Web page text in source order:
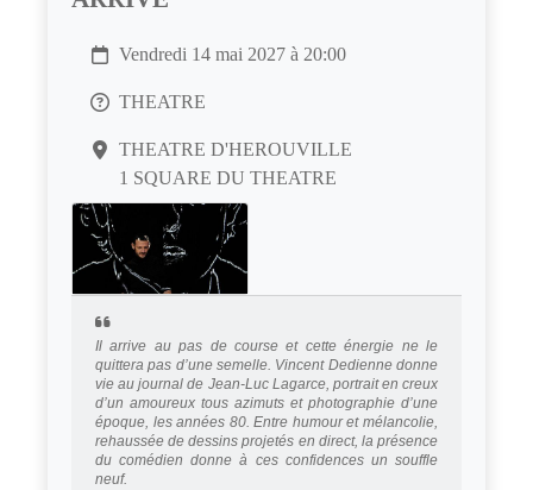
Vendredi 14 mai 2027 à 20:00
THEATRE
THEATRE D'HEROUVILLE
1 SQUARE DU THEATRE
Il arrive au pas de course et cette énergie ne le
quittera pas d’une semelle. Vincent Dedienne donne
vie au journal de Jean-Luc Lagarce, portrait en creux
d’un amoureux tous azimuts et photographie d’une
époque, les années 80. Entre humour et mélancolie,
rehaussée de dessins projetés en direct, la présence
du comédien donne à ces confidences un souffle
neuf.